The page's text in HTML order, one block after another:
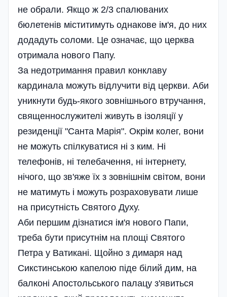
не обрали. Якщо ж 2/3 спалюваних
бюлетенів міститимуть однакове ім'я, до них
додадуть соломи. Це означає, що церква
отримала нового Папу.
За недотримання правил конклаву
кардинала можуть відлучити від церкви. Аби
уникнути будь-якого зовнішнього втручання,
священнослужителі живуть в ізоляції у
резиденції "Санта Марія". Окрім колег, вони
не можуть спілкуватися ні з ким. Ні
телефонів, ні телебачення, ні інтернету,
нічого, що зв'яже їх з зовнішнім світом, вони
не матимуть і можуть розраховувати лише
на присутність Святого Духу.
Аби першим дізнатися ім'я нового Папи,
треба бути присутнім на площі Святого
Петра у Ватикані. Щойно з димаря над
Сикстинською капелою піде білий дим, на
балконі Апостольського палацу з'явиться